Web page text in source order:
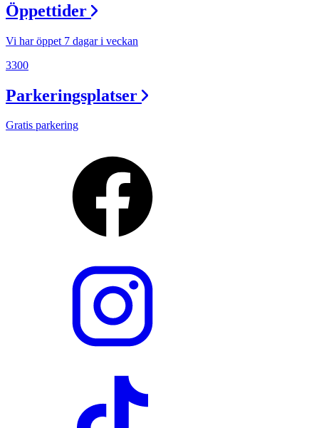
Öppettider
Vi har öppet 7 dagar i veckan
3300
Parkeringsplatser
Gratis parkering